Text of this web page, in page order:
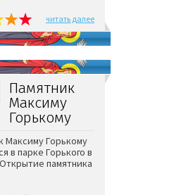
читать далее
Памятник
Максиму
Горькому
Максиму Горькому
в парке Горького в
памятника